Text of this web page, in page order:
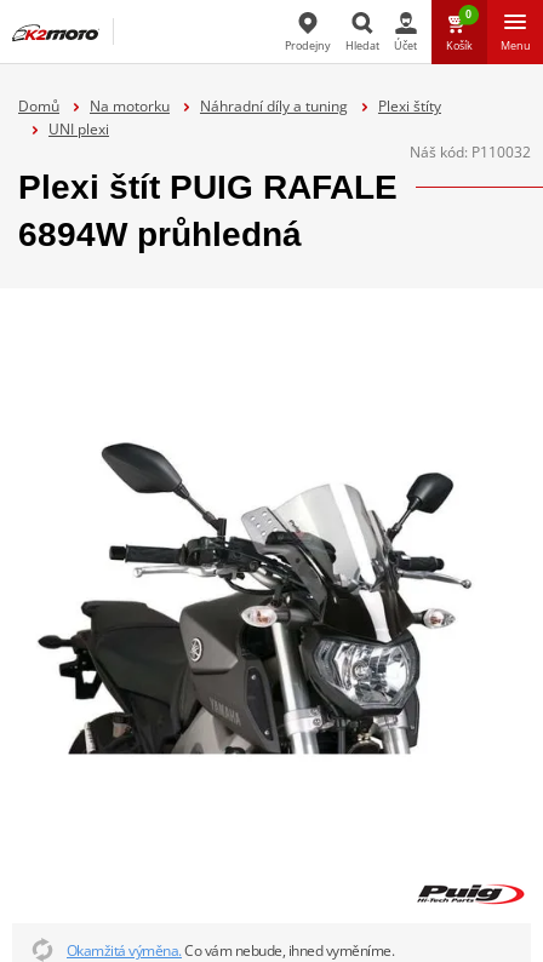
Prodejny Hledat Účet
0
Košík Menu
Domů Na motorku Náhradní díly a tuning
Plexi štíty
UNI plexi
Náš kód: P110032
Plexi štít PUIG RAFALE
6894W průhledná
Okamžitá výměna.Co vám nebude, ihned vyměníme.